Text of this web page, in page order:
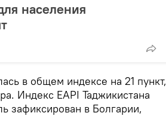
населения
в общем индексе на 21 пункт,
Индекс EAPI Таджикистана
зафиксирован в Болгарии,